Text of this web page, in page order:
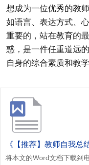
想成为一位优秀的教
如语言、表达方式、
重要的，站在教育的
惑，是一件任重道远
自身的综合素质和教学
《【推荐】教师自我总
将本文的Word文档下载到